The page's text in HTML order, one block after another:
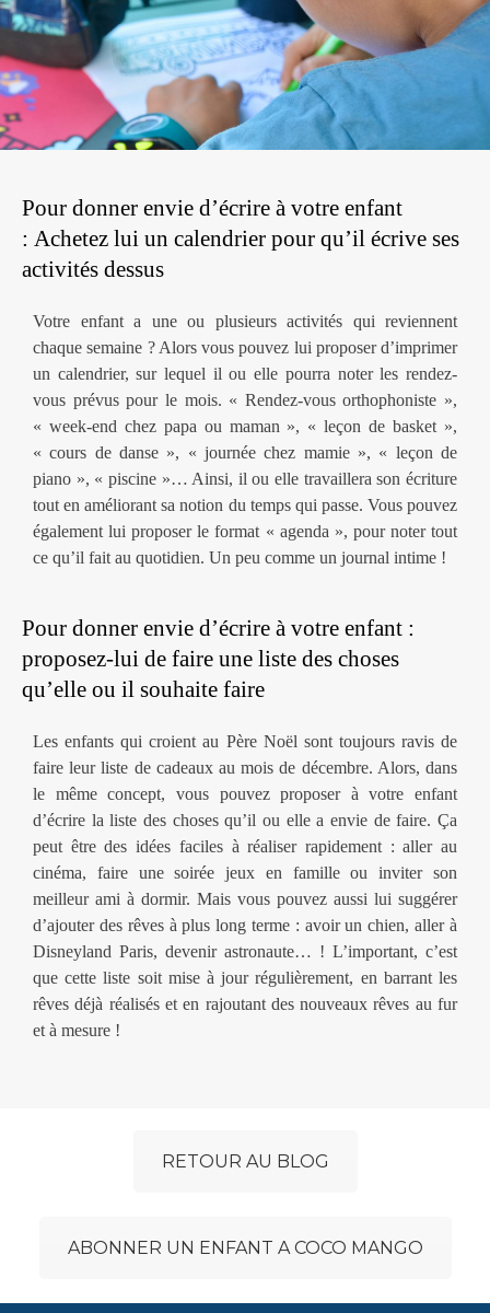
Pour donner envie d’écrire à votre enfant
: Achetez lui un calendrier pour qu’il écrive ses
activités dessus
Votre enfant a une ou plusieurs activités qui reviennent
chaque semaine ? Alors vous pouvez lui proposer d’imprimer
un calendrier, sur lequel il ou elle pourra noter les rendez-
vous prévus pour le mois. « Rendez-vous orthophoniste »,
« week-end chez papa ou maman », « leçon de basket »,
« cours de danse », « journée chez mamie », « leçon de
piano », « piscine »… Ainsi, il ou elle travaillera son écriture
tout en améliorant sa notion du temps qui passe. Vous pouvez
également lui proposer le format « agenda », pour noter tout
ce qu’il fait au quotidien. Un peu comme un journal intime !
Pour donner envie d’écrire à votre enfant :
proposez-lui de faire une liste des choses
qu’elle ou il souhaite faire
Les enfants qui croient au Père Noël sont toujours ravis de
faire leur liste de cadeaux au mois de décembre. Alors, dans
le même concept, vous pouvez proposer à votre enfant
d’écrire la liste des choses qu’il ou elle a envie de faire. Ça
peut être des idées faciles à réaliser rapidement : aller au
cinéma, faire une soirée jeux en famille ou inviter son
meilleur ami à dormir. Mais vous pouvez aussi lui suggérer
d’ajouter des rêves à plus long terme : avoir un chien, aller à
Disneyland Paris, devenir astronaute… ! L’important, c’est
que cette liste soit mise à jour régulièrement, en barrant les
rêves déjà réalisés et en rajoutant des nouveaux rêves au fur
et à mesure !
RETOUR AU BLOG
ABONNER UN ENFANT A COCO MANGO